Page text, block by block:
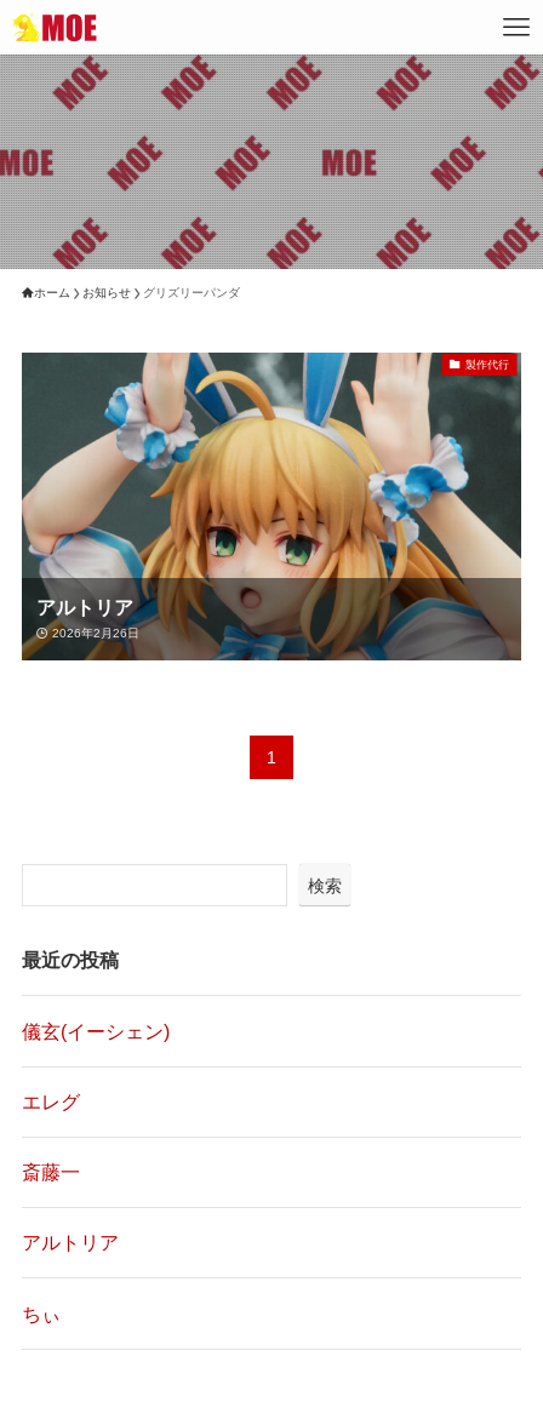
ホーム お知らせ グリズリーパンダ
製作代行
アルトリア
2026年2月26日
1
検索
最近の投稿
儀玄(イーシェン)
エレグ
斎藤一
アルトリア
ちぃ